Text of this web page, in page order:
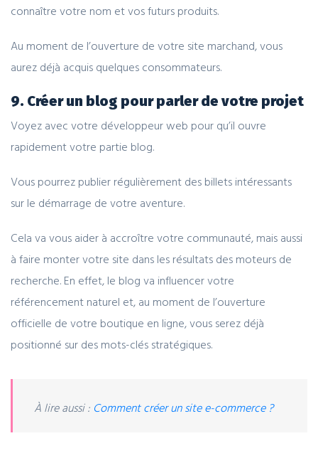
connaître votre nom et vos futurs produits.
Au moment de l’ouverture de votre site marchand, vous
aurez déjà acquis quelques consommateurs.
9. Créer un blog pour parler de votre projet
Voyez avec votre développeur web pour qu’il ouvre
rapidement votre partie blog.
Vous pourrez publier régulièrement des billets intéressants
sur le démarrage de votre aventure.
Cela va vous aider à accroître votre communauté, mais aussi
à faire monter votre site dans les résultats des moteurs de
recherche. En effet, le blog va influencer votre
référencement naturel et, au moment de l’ouverture
officielle de votre boutique en ligne, vous serez déjà
positionné sur des mots-clés stratégiques.
À lire aussi : Comment créer un site e-commerce ?